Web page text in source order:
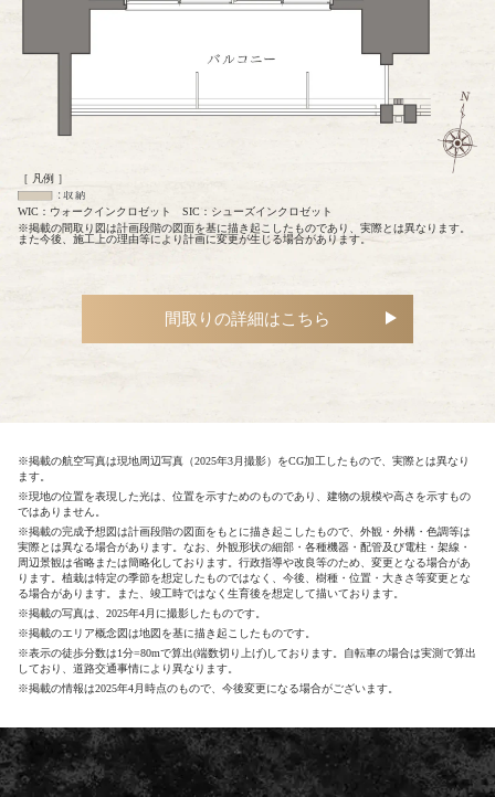
［ 凡例 ］
WIC：ウォークインクロゼット SIC：シューズインクロゼット
※掲載の間取り図は計画段階の図面を基に描き起こしたものであり、実際とは異なります。
また今後、施工上の理由等により計画に変更が生じる場合があります。
間取りの詳細はこちら
※掲載の航空写真は現地周辺写真（2025年3月撮影）をCG加工したもので、実際とは異なり
ます。
※現地の位置を表現した光は、位置を示すためのものであり、建物の規模や高さを示すもの
ではありません。
※掲載の完成予想図は計画段階の図面をもとに描き起こしたもので、外観・外構・色調等は
実際とは異なる場合があります。なお、外観形状の細部・各種機器・配管及び電柱・架線・
周辺景観は省略または簡略化しております。行政指導や改良等のため、変更となる場合があ
ります。植栽は特定の季節を想定したものではなく、今後、樹種・位置・大きさ等変更とな
る場合があります。また、竣工時ではなく生育後を想定して描いております。
※掲載の写真は、2025年4月に撮影したものです。
※掲載のエリア概念図は地図を基に描き起こしたものです。
※表示の徒歩分数は1分=80mで算出(端数切り上げ)しております。自転車の場合は実測で算出
しており、道路交通事情により異なります。
※掲載の情報は2025年4月時点のもので、今後変更になる場合がございます。